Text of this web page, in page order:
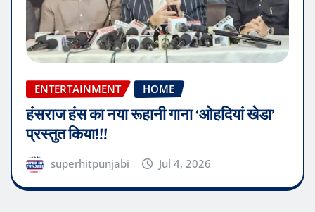
ENTERTAINMENT HOME
हंसराज हंस का नया रूहानी गाना ‘ओहदियां खेडा’
प्रस्तुत किया!!!
superhitpunjabi Jul 4, 2026